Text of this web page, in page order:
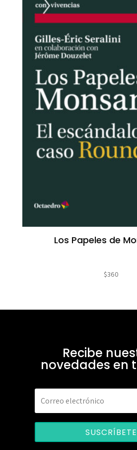
Los Papeles de
$360
Recibe
novedades en
SUSCRÍBETE